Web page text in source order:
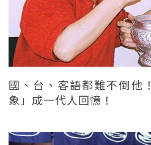
國、台、客語都難不倒他
象」成一代人回憶！